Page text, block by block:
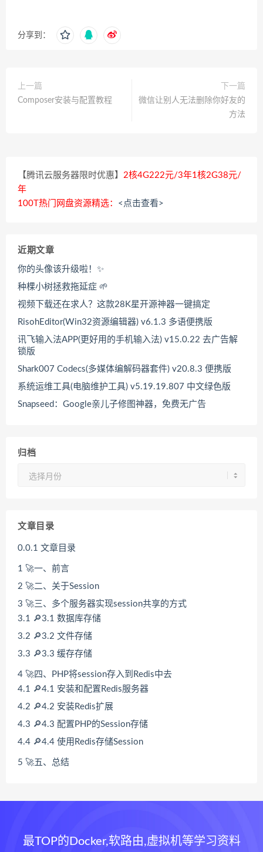
分享到：
上一篇
Composer安装与配置教程
下一篇
微信让别人无法删除你好友的
方法
【腾讯云服务器限时优惠】 2核4G222元/3年1核2G38元/
年
100T热门网盘资源精选： <点击查看>
近期文章
你的头像该升级啦！✨
种棵小树拯救拖延症 🌱
视频下载还在求人？这款28K星开源神器一键搞定
RisohEditor(Win32资源编辑器) v6.1.3 多语便携版
讯飞输入法APP(更好用的手机输入法) v15.0.22 去广告解
锁版
Shark007 Codecs(多媒体编解码器套件) v20.8.3 便携版
系统运维工具(电脑维护工具) v5.19.19.807 中文绿色版
Snapseed：Google亲儿子修图神器，免费无广告
归档
文章目录
0.0.1 文章目录
1 🚀一、前言
2 🚀二、关于Session
3 🚀三、多个服务器实现session共享的方式
3.1
🔎3.1 数据库存储
3.2 🔎3.2 文件存储
3.3 🔎3.3 缓存存储
4 🚀四、PHP将session存入到Redis中去
4.1
🔎4.1 安装和配置Redis服务器
4.2 🔎4.2 安装Redis扩展
4.3 🔎4.3 配置PHP的Session存储
4.4 🔎4.4 使用Redis存储Session
5 🚀五、总结
最TOP的Docker,软路由,虚拟机等学习资料